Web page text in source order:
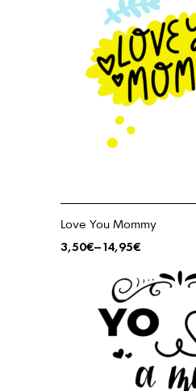
Love You Mommy
3,50€–14,95€